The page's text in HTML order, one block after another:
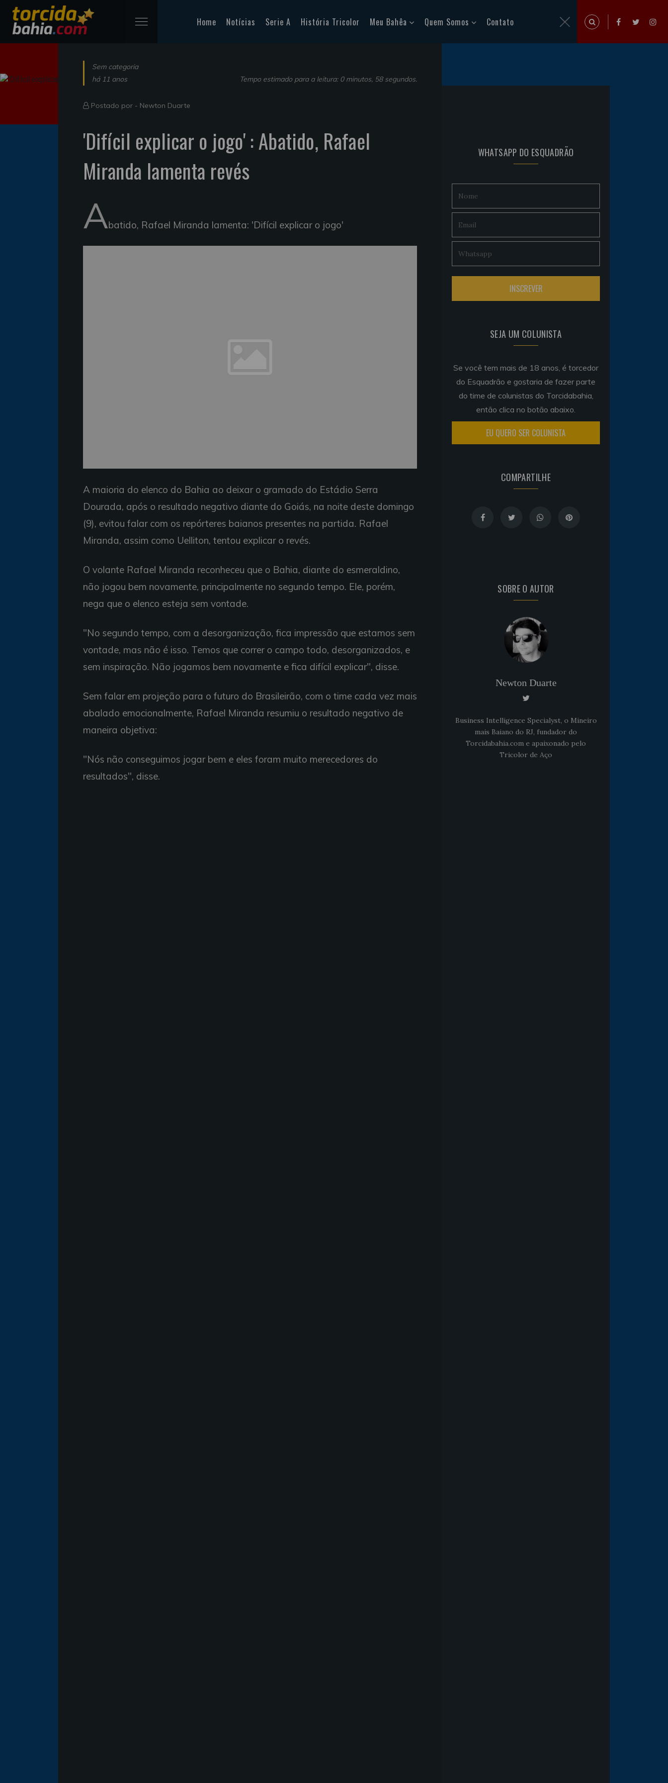
Home Notícias Serie A História Tricolor Meu Bahêa Quem Somos Contato
Sem categoria
há 11 anos
Tempo estimado para a leitura: 0 minutos, 58 segundos.
Postado por - Newton Duarte
'Difícil explicar o jogo' : Abatido, Rafael
Miranda lamenta revés
Abatido, Rafael Miranda lamenta: 'Difícil explicar o jogo'
A maioria do elenco do Bahia ao deixar o gramado do Estádio Serra
Dourada, após o resultado negativo diante do Goiás, na noite deste domingo
(9), evitou falar com os repórteres baianos presentes na partida. Rafael
Miranda, assim como Uelliton, tentou explicar o revés.
O volante Rafael Miranda reconheceu que o Bahia, diante do esmeraldino,
não jogou bem novamente, principalmente no segundo tempo. Ele, porém,
nega que o elenco esteja sem vontade.
"No segundo tempo, com a desorganização, fica impressão que estamos sem
vontade, mas não é isso. Temos que correr o campo todo, desorganizados, e
sem inspiração. Não jogamos bem novamente e fica difícil explicar", disse.
Sem falar em projeção para o futuro do Brasileirão, com o time cada vez mais
abalado emocionalmente, Rafael Miranda resumiu o resultado negativo de
maneira objetiva:
"Nós não conseguimos jogar bem e eles foram muito merecedores do
resultados", disse.
WHATSAPP DO ESQUADRÃO
SEJA UM COLUNISTA
Se você tem mais de 18 anos, é torcedor
do Esquadrão e gostaria de fazer parte
do time de colunistas do Torcidabahia,
então clica no botão abaixo.
EU QUERO SER COLUNISTA
COMPARTILHE
SOBRE O AUTOR
Newton Duarte
Business Intelligence Specialyst, o Mineiro
mais Baiano do RJ, fundador do
Torcidabahia.com e apaixonado pelo
Tricolor de Aço